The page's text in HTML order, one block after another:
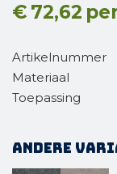
€ 72,62
Artikelnummer
Materiaal
Toepassing
Andere